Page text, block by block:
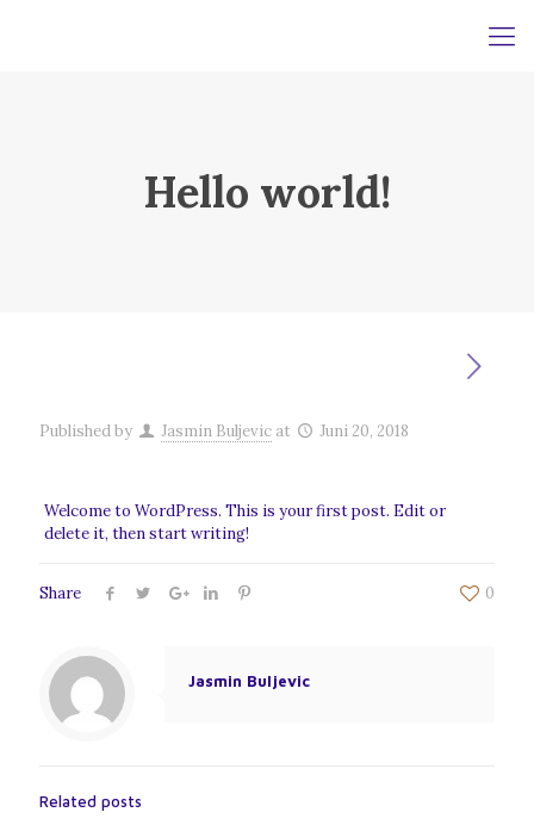
Hello world!
Published by Jasmin Buljevic at Juni 20, 2018
Welcome to WordPress. This is your first post. Edit or
delete it, then start writing!
Share 0
Jasmin Buljevic
Related posts